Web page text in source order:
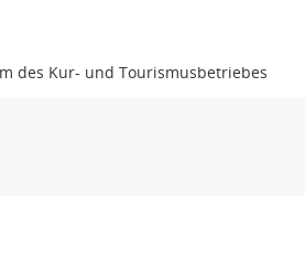
des Kur- und Tourismusbetriebes